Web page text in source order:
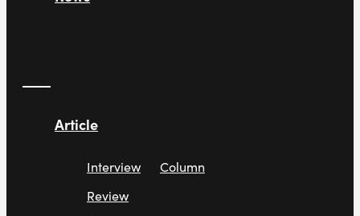
Article
Interview
Review
Column